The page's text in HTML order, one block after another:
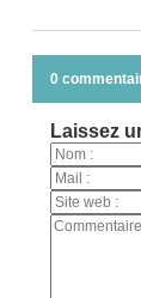
0
Laissez